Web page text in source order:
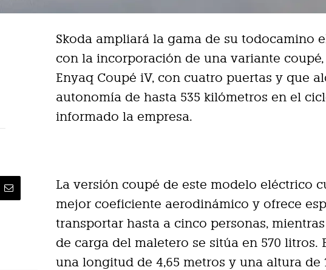
Skoda ampliará la gama de su todocamino
con la incorporación de una variante
Enyaq Coupé iV, con cuatro puertas y que
autonomía de hasta 535 kilómetros en el
informado la empresa.
La versión coupé de este modelo eléctrico
mejor coeficiente aerodinámico y ofrece
transportar hasta a cinco personas,
de carga del maletero se sitúa en 570 litros.
una longitud de 4,65 metros y una altura de